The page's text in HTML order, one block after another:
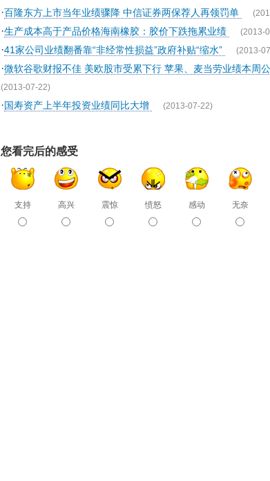
·百隆东方上市当年业绩骤降 中信证券两保荐人再领罚单
·生产成本高于产品价格海南橡胶：胶价下跌拖累业绩 (2013-
·41家公司业绩翻番靠“非经常性损益”政府补贴“缩水” (2013-
·微软谷歌财报不佳 美欧股市受累下行 苹果、麦当劳业绩本周
(2013-07-22)
·国寿资产上半年投资业绩同比大增 (2013-07-22)
您看完后的感受
支持 高兴 震惊 愤怒 感动 无奈